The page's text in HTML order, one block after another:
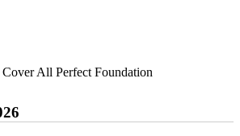
All Perfect Foundation